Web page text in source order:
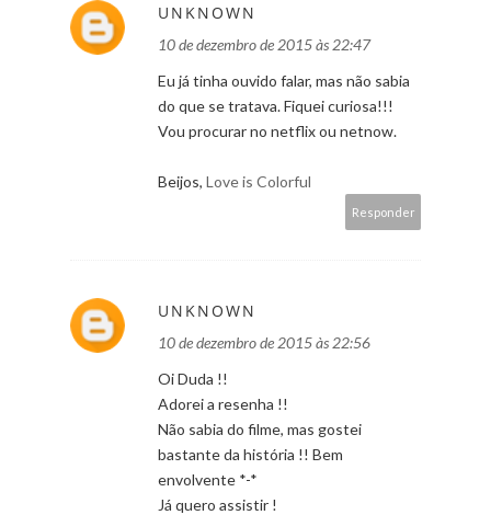
UNKNOWN
10 de dezembro de 2015 às 22:47
Eu já tinha ouvido falar, mas não sabia
do que se tratava. Fiquei curiosa!!!
Vou procurar no netflix ou netnow.
Beijos, Love is Colorful
Responder
UNKNOWN
10 de dezembro de 2015 às 22:56
Oi Duda !!
Adorei a resenha !!
Não sabia do filme, mas gostei
bastante da história !! Bem
envolvente *-*
Já quero assistir !